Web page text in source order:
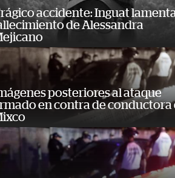
accidente: Inguat
de Alessandra
posteriores al ataque
en contra de conductora